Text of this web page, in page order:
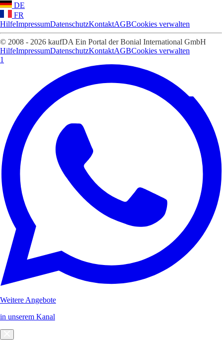
DE
FR
HilfeImpressumDatenschutzKontaktAGBCookies verwalten
© 2008 - 2026 kaufDA Ein Portal der Bonial International GmbH
HilfeImpressumDatenschutzKontaktAGBCookies verwalten
1
Weitere Angebote
in unserem Kanal